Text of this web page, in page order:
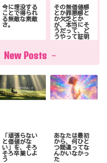
今に埋没する
ことで得られ
る無敵な素敵
さ。
その無価値感
とか罪悪感と
か欠乏とか
が、本当にそ
うだって、ど
うやって証明
New Posts -
「頑張らない
と価値がな
い」を、そろ
そろ卒業しよ
う
あなたは最初
から、何ひと
つ間違ってな
んかいなかっ
た